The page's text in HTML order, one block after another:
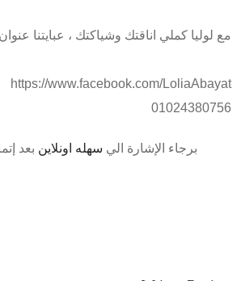
مع لوليا كملي اناقتك وشياكتك ، عبايتنا
https://www.facebook.com/LoliaAbayat
01024380756
برجاء الإشارة الي سهله اونلاين بعد